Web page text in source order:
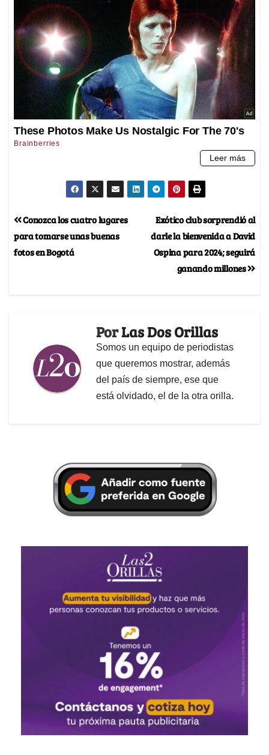
Exótico club sorprendió al
darle la bienvenida a David
Ospina para 2024; seguirá
ganando millones
Conozca los cuatro lugares
para tomarse unas buenas
fotos en Bogotá
PorLas Dos Orillas
Somos un equipo de periodistas
que queremos mostrar, además
del país de siempre, ese que
está olvidado, el de la otra orilla.